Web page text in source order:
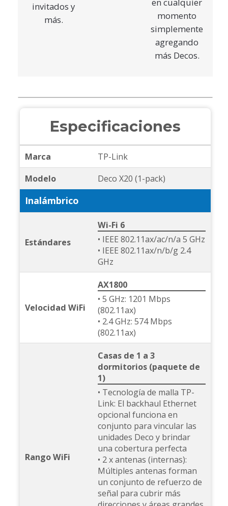
invitados y
más.
momento
simplemente
agregando
más Decos.
Especificaciones
Marca
TP-Link
Modelo
Deco X20 (1-pack)
Inalámbrico
Estándares
Wi-Fi 6
• IEEE 802.11ax/ac/n/a 5 GHz
• IEEE 802.11ax/n/b/g 2.4
GHz
Velocidad WiFi
AX1800
• 5 GHz: 1201 Mbps
(802.11ax)
• 2.4 GHz: 574 Mbps
(802.11ax)
Rango WiFi
Casas de 1 a 3
dormitorios (paquete de
1)
• Tecnología de malla TP-
Link: El backhaul Ethernet
opcional funciona en
conjunto para vincular las
unidades Deco y brindar
una cobertura perfecta
• 2 x antenas (internas):
Múltiples antenas forman
un conjunto de refuerzo de
señal para cubrir más